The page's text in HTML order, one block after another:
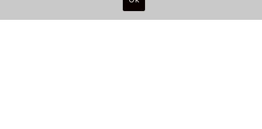
שם מלא